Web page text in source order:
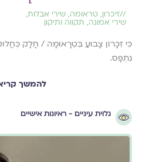
//זיכרון, טראומה, שירי אבלות,
שירי אמונה, תקווה ותיקון
כִּי זִכָּרוֹן צָבוּעַ בִּטְרָאוּמָה / חָלָק
נִתְפָּס.
להמשך
גלוית עיניים - ראיונות אישיים